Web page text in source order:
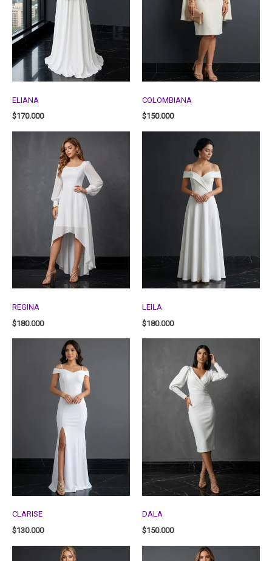
ELIANA
$170.000
COLOMBIANA
$150.000
REGINA
$180.000
LEILA
$180.000
CLARISE
$130.000
DALA
$150.000